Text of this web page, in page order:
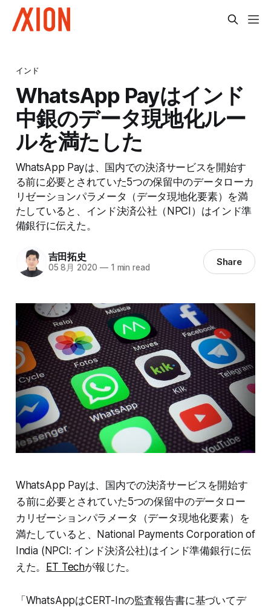
インド
WhatsApp Payはインド
中銀のデータ現地化ルー
ルを満たした
WhatsApp Payは、国内での決済サービスを開始す
る前に必要とされていた5つの保留中のデータローカ
リゼーションパラメータ（データ現地化要素）を満
たしていると、インド決済公社（NPCI）はインド準
備銀行に伝えた。
吉田拓史
05 8月 2020 —1 min read Share
WhatsApp Payは、国内での決済サービスを開始す
る前に必要とされていた5つの保留中のデータロー
カリゼーションパラメータ（データ現地化要素）を
満たしていると、National Payments Corporation of
India (NPCI: インド決済公社)はインド準備銀行に伝
えた。 ET Techが報じた。
「WhatsAppはCERT-Inの監査報告書に基づいてデ